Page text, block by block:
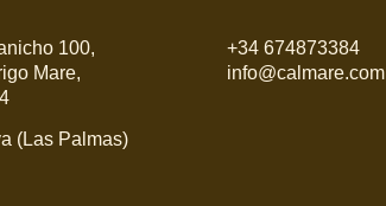
100,
Mare,
(Las Palmas)
+34 674873384
info@calmare.com